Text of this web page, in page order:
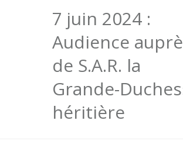
7 juin 2024 :
Audience
de S.A.R. la
Grande-
héritière